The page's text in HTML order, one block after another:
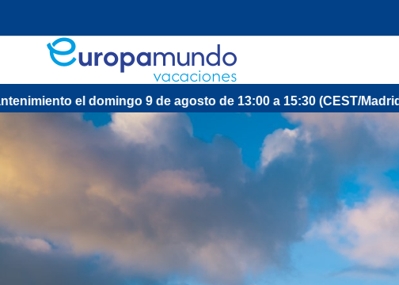
el domingo 9 de agosto de 13:00 a 15:30 (CEST/Madrid).